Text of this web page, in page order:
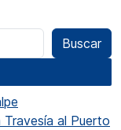
Buscar
al Puerto